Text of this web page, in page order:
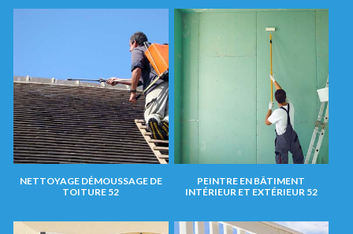
NETTOYAGE DÉMOUSSAGE DE
TOITURE 52
PEINTRE EN BÂTIMENT
INTÉRIEUR ET EXTÉRIEUR 52